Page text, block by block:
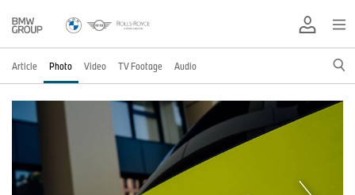
Article Photo Video TV Footage Audio